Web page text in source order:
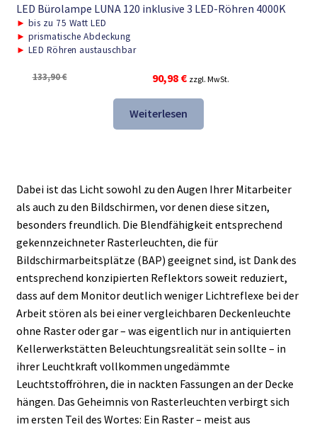
LED Bürolampe LUNA 120 inklusive 3 LED-Röhren 4000K
► bis zu 75 Watt LED
► prismatische Abdeckung
► LED Röhren austauschbar
133,90€
Ursprünglicher
war:
133,90 €
90,98 €Aktueller
ist:
90,98 €.
zzgl. MwSt.
Weiterlesen
Dabei ist das Licht sowohl zu den Augen Ihrer Mitarbeiter
als auch zu den Bildschirmen, vor denen diese sitzen,
besonders freundlich. Die Blendfähigkeit entsprechend
gekennzeichneter Rasterleuchten, die für
Bildschirmarbeitsplätze (BAP) geeignet sind, ist Dank des
entsprechend konzipierten Reflektors soweit reduziert,
dass auf dem Monitor deutlich weniger Lichtreflexe bei der
Arbeit stören als bei einer vergleichbaren Deckenleuchte
ohne Raster oder gar – was eigentlich nur in antiquierten
Kellerwerkstätten Beleuchtungsrealität sein sollte – in
ihrer Leuchtkraft vollkommen ungedämmte
Leuchtstoffröhren, die in nackten Fassungen an der Decke
hängen. Das Geheimnis von Rasterleuchten verbirgt sich
im ersten Teil des Wortes: Ein Raster – meist aus